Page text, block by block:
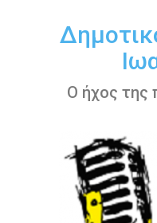
περιεχόμενο
Ο ήχος της